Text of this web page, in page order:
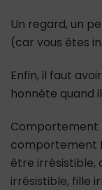
Un regard, un
(car vous êtes
Enfin, il faut
honnête quand
Comportement
comportement
être irrésistible,
irrésistible, fille